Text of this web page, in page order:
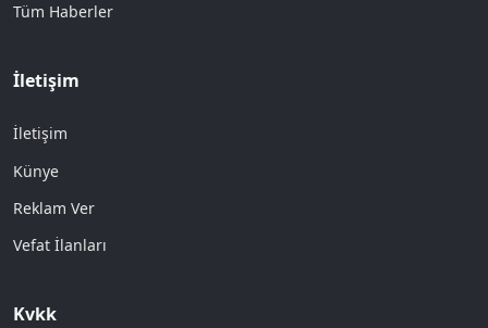
Tüm Haberler
İletişim
İletişim
Künye
Reklam Ver
Vefat İlanları
Kvkk